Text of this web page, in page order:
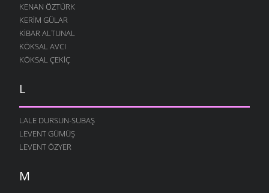
KENAN ÖZTÜRK
KERIM GÜLAR
KIBAR ALTUNAL
KÖKSAL AVCI
KÖKSAL ÇEKIÇ
L
LALE DURSUN-SUBAŞ
LEVENT GÜMÜŞ
LEVENT ÖZYER
M